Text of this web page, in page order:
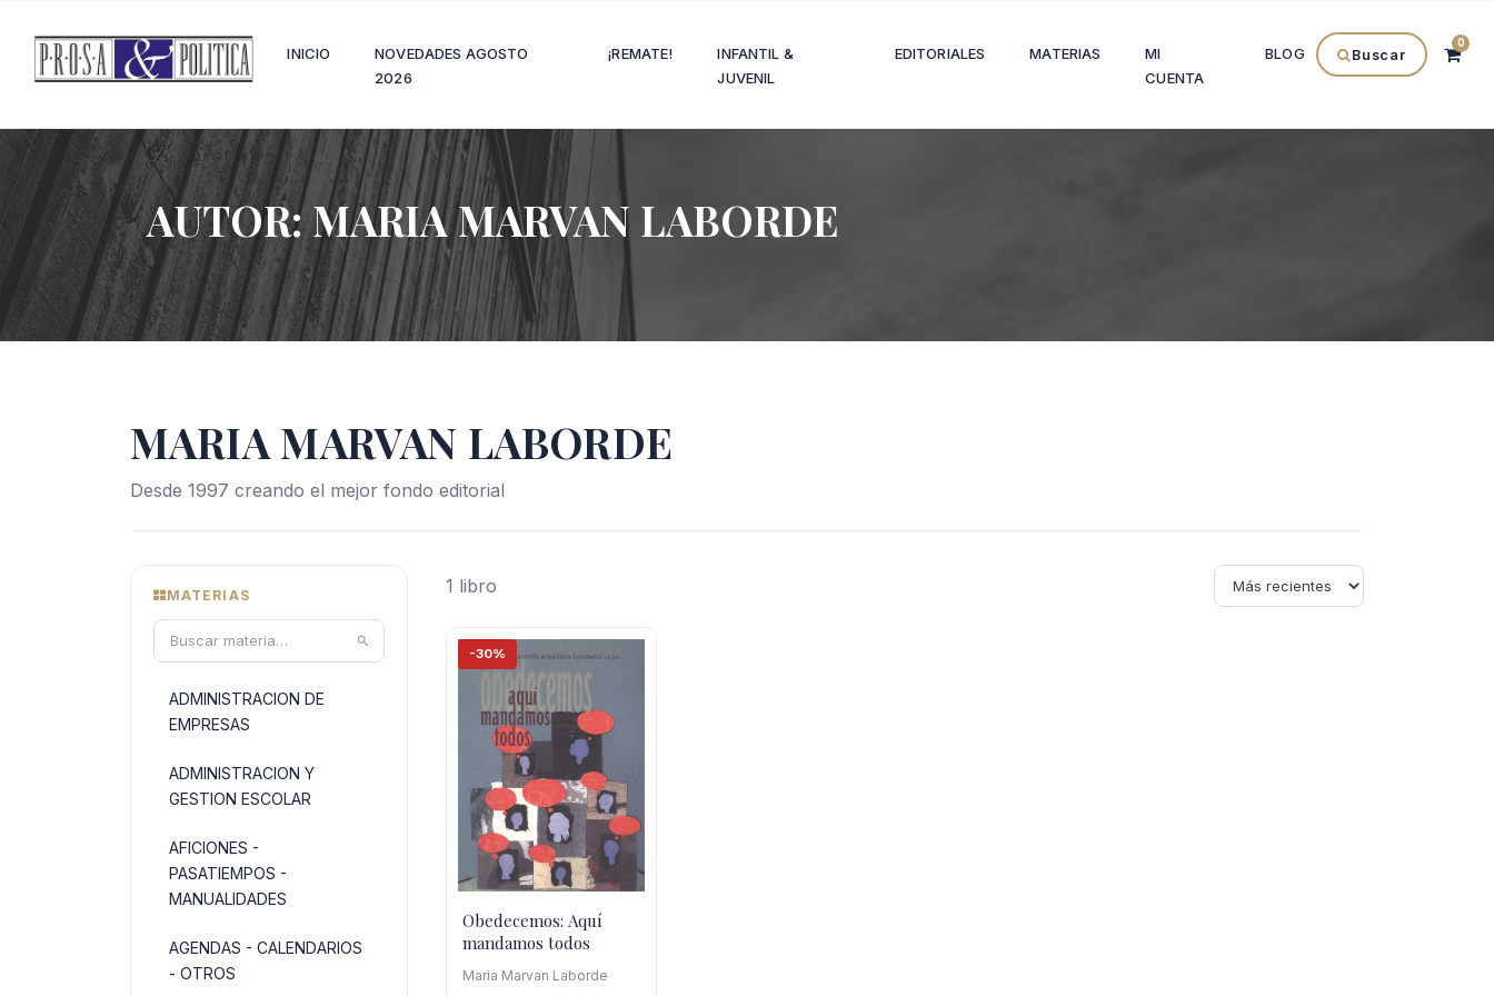
INICIO
NOVEDADES AGOSTO
2026
¡REMATE!
INFANTIL &
JUVENIL
EDITORIALES MATERIAS
MI
CUENTA
BLOG Buscar
0
AUTOR:MARIA MARVAN LABORDE
MARIA MARVAN LABORDE
Desde 1997 creando el mejor fondo editorial
MATERIAS
ADMINISTRACION DE
EMPRESAS
ADMINISTRACION Y
GESTION ESCOLAR
AFICIONES -
PASATIEMPOS -
MANUALIDADES
AGENDAS - CALENDARIOS
- OTROS
1 libro
-30%
Obedecemos: Aquí
mandamos todos
Maria Marvan Laborde